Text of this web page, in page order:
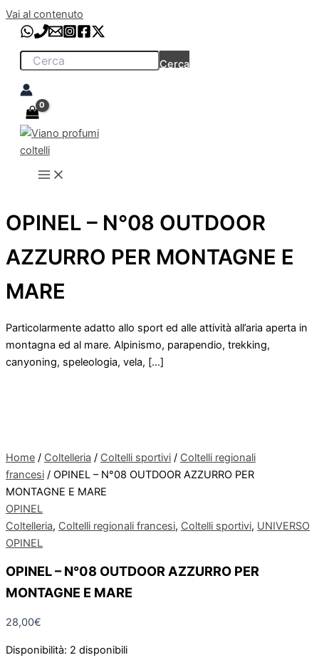
Vai al contenuto
Cerca
OPINEL – N°08 OUTDOOR
AZZURRO PER MONTAGNE E
MARE
Particolarmente adatto allo sport ed alle attività all’aria aperta in
montagna ed al mare. Alpinismo, parapendio, trekking,
canyoning, speleologia, vela, […]
Home / Coltelleria / Coltelli sportivi / Coltelli regionali
francesi / OPINEL – N°08 OUTDOOR AZZURRO PER
MONTAGNE E MARE
OPINEL
Coltelleria, Coltelli regionali francesi, Coltelli sportivi, UNIVERSO
OPINEL
OPINEL – N°08 OUTDOOR AZZURRO PER
MONTAGNE E MARE
28,00€
Disponibilità: 2 disponibili